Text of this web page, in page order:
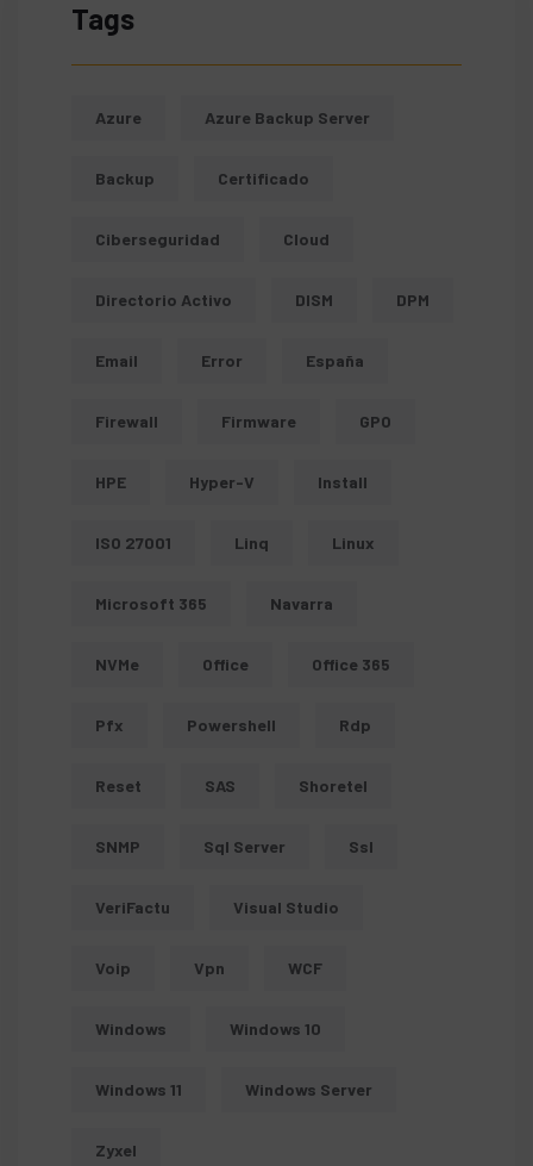
Tags
Azure Azure Backup Server
Backup Certificado
Ciberseguridad Cloud
Directorio Activo DISM DPM
Email Error España
Firewall Firmware GPO
HPE Hyper-V Install
ISO 27001 Linq Linux
Microsoft 365 Navarra
NVMe Office Office 365
Pfx Powershell Rdp
Reset SAS Shoretel
SNMP Sql Server Ssl
VeriFactu Visual Studio
Voip Vpn WCF
Windows Windows 10
Windows 11 Windows Server
Zyxel